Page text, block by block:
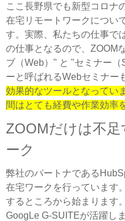
ここ長野県でも新型コロナ
在宅リモートワークについ
す。実際、私たちの仕事で
の仕事となるので、ZOOM
ブ（Web）" と "セミナー
ーと呼ばれるWebセミナー
効果的なツールとなってい
間はとても経費や作業効率
ZOOMだけは不
ーク
弊社のパートナである
在宅ワークを行っています
するところから始まります
GoogLe G-SUITEが活躍し